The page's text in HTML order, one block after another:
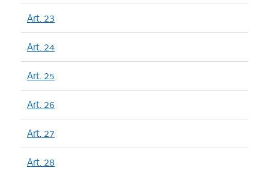
Art. 23
Art. 24
Art. 25
Art. 26
Art. 27
Art. 28